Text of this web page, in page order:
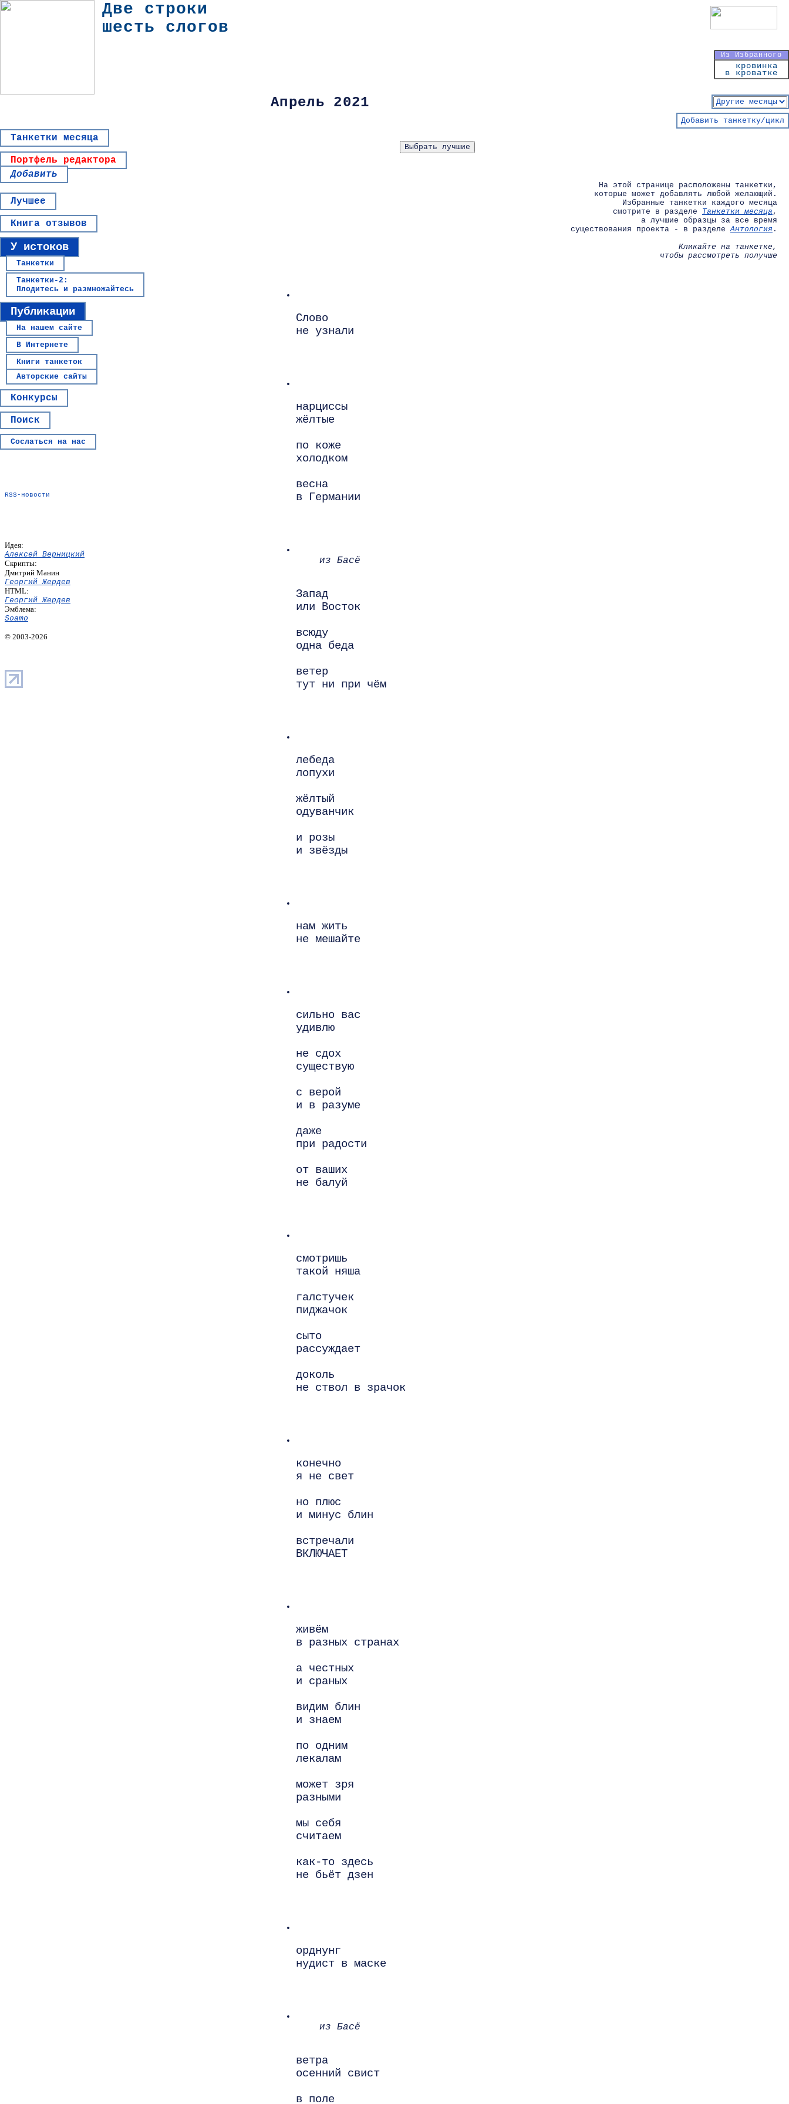
Танкетки месяца
Портфель редактора
Добавить
Лучшее
Книга отзывов
У истоков
Танкетки
Танкетки-2:
Плодитесь и размножайтесь
Публикации
На нашем сайте
В Интернете
Книги танкеток
Авторские сайты
Конкурсы
Поиск
Сослаться на нас
RSS-новости
Идея:
Алексей Верницкий
Скрипты:
Дмитрий Манин
Георгий Жердев
HTML:
Георгий Жердев
Эмблема:
Soamo
© 2003-2026
Две строки
шесть слогов
Из Избранного
кровинка
в кроватке
Добавить танкетку/цикл
Апрель 2021
На этой странице расположены танкетки,
которые может добавлять любой желающий.
Избранные танкетки каждого месяца
смотрите в разделе Танкетки месяца ,
а лучшие образцы за все время
существования проекта - в разделеАнтология .
Кликайте на танкетке,
чтобы рассмотреть получше
Слово
не узнали
нарциссы
жёлтые
по коже
холодком
весна
в Германии
из Басё
Запад
или Восток
всюду
одна беда
ветер
тут ни при чём
лебеда
лопухи
жёлтый
одуванчик
и розы
и звёзды
нам жить
не мешайте
сильно вас
удивлю
не сдох
существую
с верой
и в разуме
даже
при радости
от ваших
не балуй
смотришь
такой няша
галстучек
пиджачок
сыто
рассуждает
доколь
не ствол в зрачок
конечно
я не свет
но плюс
и минус блин
встречали
ВКЛЮЧАЕТ
живём
в разных странах
а честных
и сраных
видим блин
и знаем
по одним
лекалам
может зря
разными
мы себя
считаем
как-то здесь
не бьёт дзен
орднунг
нудист в маске
из Басё
ветра
осенний свист
в поле